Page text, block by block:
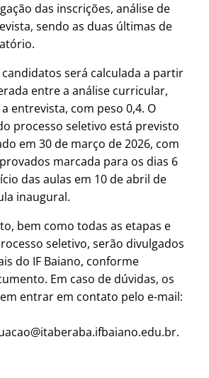
das inscrições, análise de
sendo as duas últimas de
será calculada a partir
entre a análise curricular,
entrevista, com peso 0,4. O
processo seletivo está previsto
em 30 de março de 2026, com
marcada para os dias 6
das aulas em 10 de abril de
inaugural.
bem como todas as etapas e
seletivo, serão divulgados
do IF Baiano, conforme
Em caso de dúvidas, os
entrar em contato pelo e-mail: